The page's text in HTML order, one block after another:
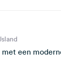
een